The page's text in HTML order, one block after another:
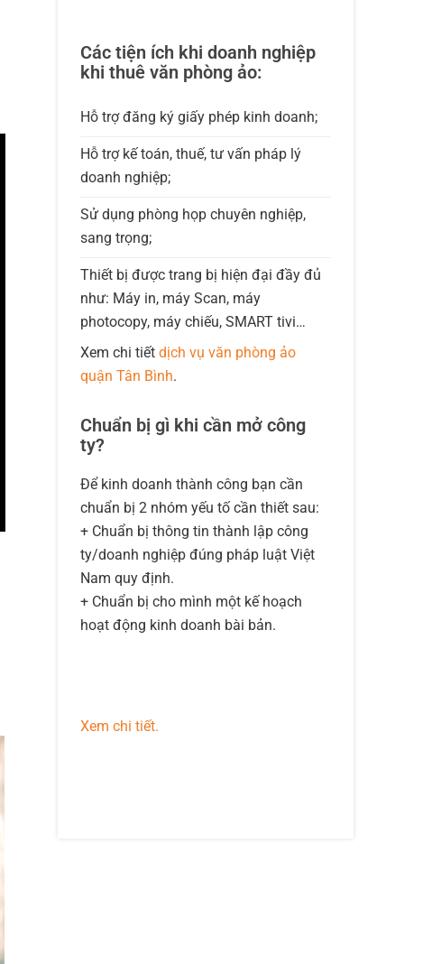
Các tiện ích khi doanh nghiệp
khi thuê văn phòng ảo:
Hỗ trợ đăng ký giấy phép kinh doanh;
Hỗ trợ kế toán, thuế, tư vấn pháp lý
doanh nghiệp;
Sử dụng phòng họp chuyên nghiệp,
sang trọng;
Thiết bị được trang bị hiện đại đầy đủ
như: Máy in, máy Scan, máy
photocopy, máy chiếu, SMART tivi…
Xem chi tiếtdịch vụ văn phòng ảo
quận Tân Bình.
Chuẩn bị gì khi cần mở công
ty?
Để kinh doanh thành công bạn cần
chuẩn bị 2 nhóm yếu tố cần thiết sau:
+ Chuẩn bị thông tin thành lập công
ty/doanh nghiệp đúng pháp luật Việt
Nam quy định.
+ Chuẩn bị cho mình một kế hoạch
hoạt động kinh doanh bài bản.
Xem chi tiết.